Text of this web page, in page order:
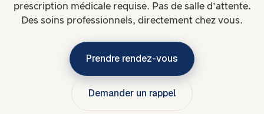
prescription médicale requise. Pas de salle d’attente.
Des soins professionnels, directement chez vous.
Prendre rendez-vous
Demander un rappel